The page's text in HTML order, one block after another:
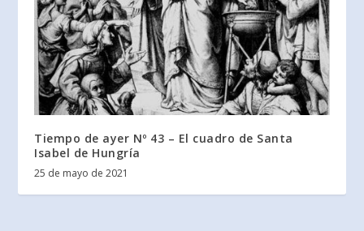
Tiempo de ayer Nº 43 – El cuadro de Santa
Isabel de Hungría
25 de mayo de 2021